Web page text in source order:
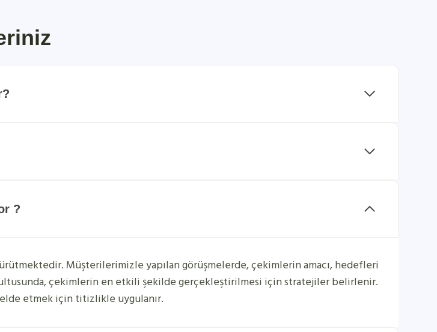
?
Müşterilerimizle yapılan görüşmelerde, çekimlerin amacı, hedefleri
çekimlerin en etkili şekilde gerçekleştirilmesi için stratejiler belirlenir.
etmek için titizlikle uygulanır.